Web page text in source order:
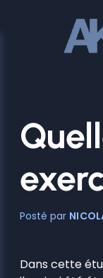
Dans cette